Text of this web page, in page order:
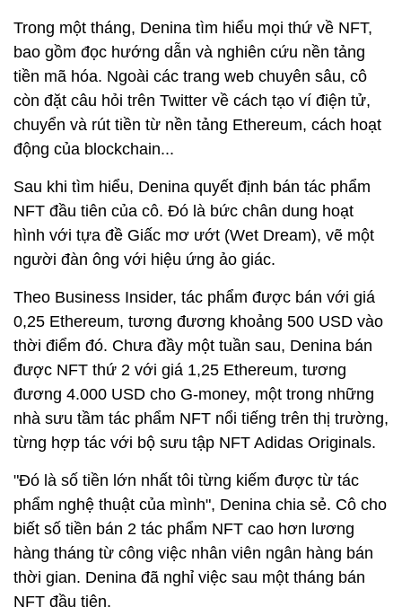
Trong một tháng, Denina tìm hiểu mọi thứ về NFT,
bao gồm đọc hướng dẫn và nghiên cứu nền tảng
tiền mã hóa. Ngoài các trang web chuyên sâu, cô
còn đặt câu hỏi trên Twitter về cách tạo ví điện tử,
chuyển và rút tiền từ nền tảng Ethereum, cách hoạt
động của blockchain...
Sau khi tìm hiểu, Denina quyết định bán tác phẩm
NFT đầu tiên của cô. Đó là bức chân dung hoạt
hình với tựa đề Giấc mơ ướt (Wet Dream), vẽ một
người đàn ông với hiệu ứng ảo giác.
Theo Business Insider, tác phẩm được bán với giá
0,25 Ethereum, tương đương khoảng 500 USD vào
thời điểm đó. Chưa đầy một tuần sau, Denina bán
được NFT thứ 2 với giá 1,25 Ethereum, tương
đương 4.000 USD cho G-money, một trong những
nhà sưu tầm tác phẩm NFT nổi tiếng trên thị trường,
từng hợp tác với bộ sưu tập NFT Adidas Originals.
"Đó là số tiền lớn nhất tôi từng kiếm được từ tác
phẩm nghệ thuật của mình", Denina chia sẻ. Cô cho
biết số tiền bán 2 tác phẩm NFT cao hơn lương
hàng tháng từ công việc nhân viên ngân hàng bán
thời gian. Denina đã nghỉ việc sau một tháng bán
NFT đầu tiên.